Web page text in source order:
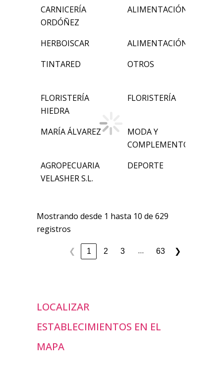
CARNICERÍA
ORDÓÑEZ
ALIMENTACIÓN
HERBOISCAR ALIMENTACIÓN
TINTARED
OTROS
FLORISTERÍA
HIEDRA
FLORISTERÍA
MARÍA ÁLVAREZ
MODA Y
COMPLEMENTOS
AGROPECUARIA
VELASHER S.L.
DEPORTE
Mostrando desde 1 hasta 10 de 629
registros
❮ 1 2 3 … 63 ❯
LOCALIZAR
ESTABLECIMIENTOS EN EL
MAPA